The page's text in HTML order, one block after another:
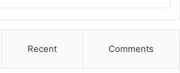
Recent Comments